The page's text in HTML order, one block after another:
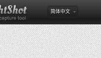
简体中文